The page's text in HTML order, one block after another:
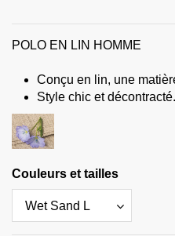
POLO EN LIN HOMME
Conçu en lin, une
Style chic et décontracté.
Couleurs et tailles